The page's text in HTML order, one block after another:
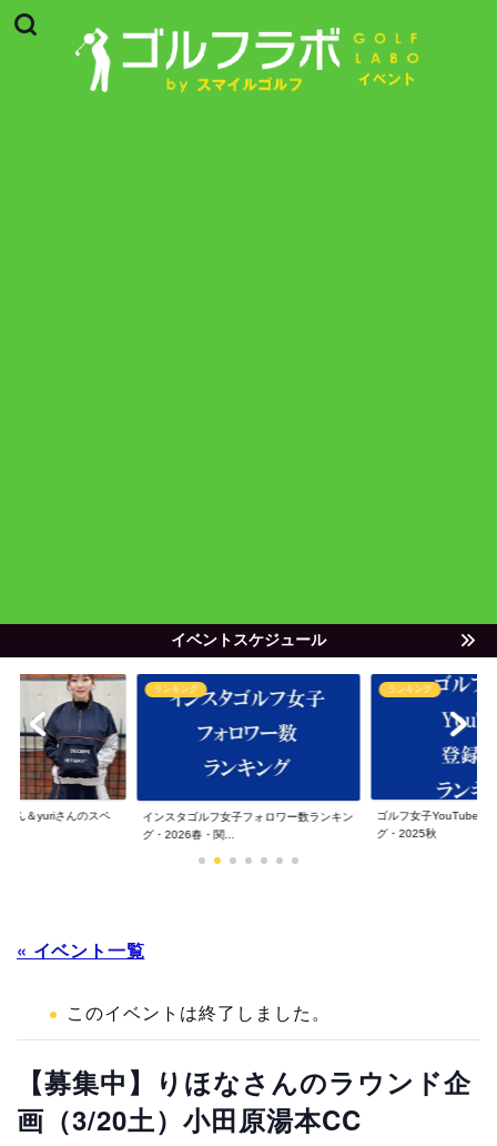
イベントスケジュール
ん＆yuriさんのスペ
ランキング
インスタゴルフ女子フォロワー数ランキン
グ・2026春・関...
ランキング
ゴルフ女子YouTube登
グ・2025秋
« イベント一覧
このイベントは終了しました。
【募集中】りほなさんのラウンド企
画（3/20土）小田原湯本CC